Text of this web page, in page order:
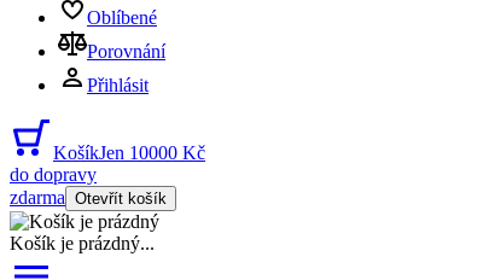
Oblíbené
Porovnání
Přihlásit
KošíkJen 10000 Kč
do dopravy
zdarma Otevřít košík
Košík je prázdný...